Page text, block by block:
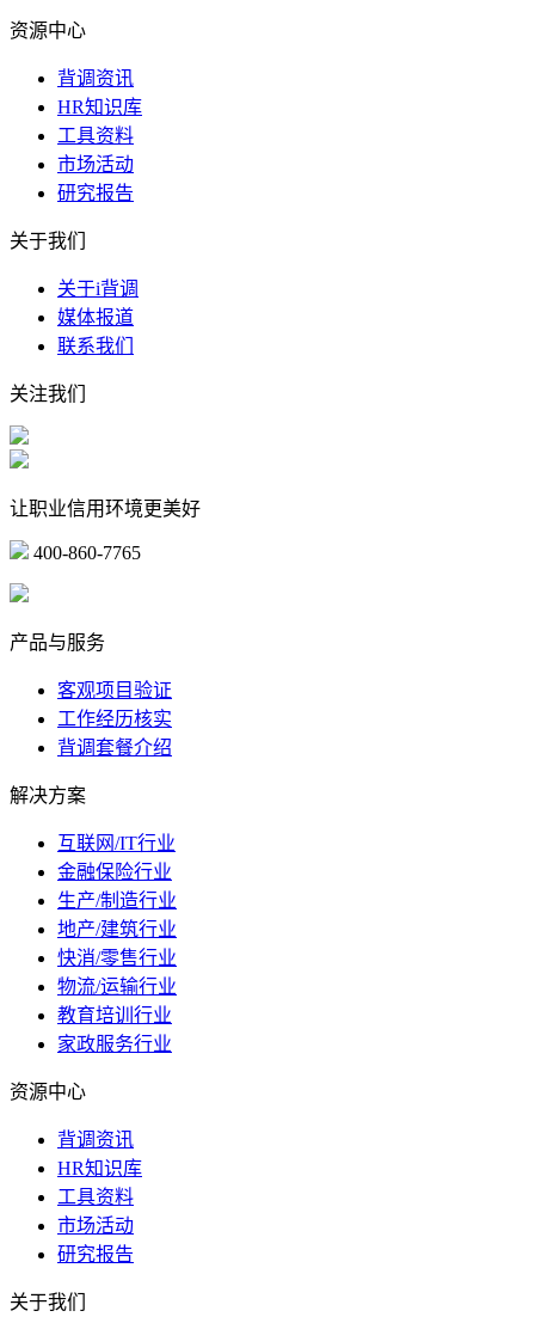
资源中心
背调资讯
HR知识库
工具资料
市场活动
研究报告
关于我们
关于i背调
媒体报道
联系我们
关注我们
让职业信用环境更美好
400-860-7765
产品与服务
客观项目验证
工作经历核实
背调套餐介绍
解决方案
互联网/IT行业
金融保险行业
生产/制造行业
地产/建筑行业
快消/零售行业
物流/运输行业
教育培训行业
家政服务行业
资源中心
背调资讯
HR知识库
工具资料
市场活动
研究报告
关于我们